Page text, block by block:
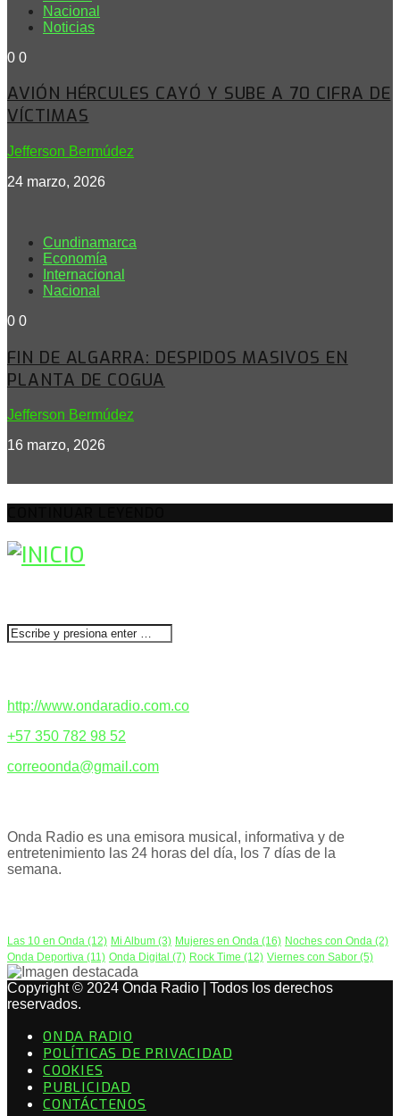
Nacional
Noticias
0 0
AVIÓN HÉRCULES CAYÓ Y SUBE A 70 CIFRA DE
VÍCTIMAS
Jefferson Bermúdez
24 marzo, 2026
Cundinamarca
Economía
Internacional
Nacional
0 0
FIN DE ALGARRA: DESPIDOS MASIVOS EN
PLANTA DE COGUA
Jefferson Bermúdez
16 marzo, 2026
http://www.ondaradio.com.co
+57 350 782 98 52
correoonda@gmail.com
Onda Radio es una emisora musical, informativa y de
entretenimiento las 24 horas del día, los 7 días de la
semana.
Las 10 en Onda (12) Mi Album (3) Mujeres en Onda (16) Noches con Onda (2)
Onda Deportiva (11) Onda Digital (7) Rock Time (12) Viernes con Sabor (5)
Copyright © 2024 Onda Radio | Todos los derechos
reservados.
ONDA RADIO
POLÍTICAS DE PRIVACIDAD
COOKIES
PUBLICIDAD
CONTÁCTENOS